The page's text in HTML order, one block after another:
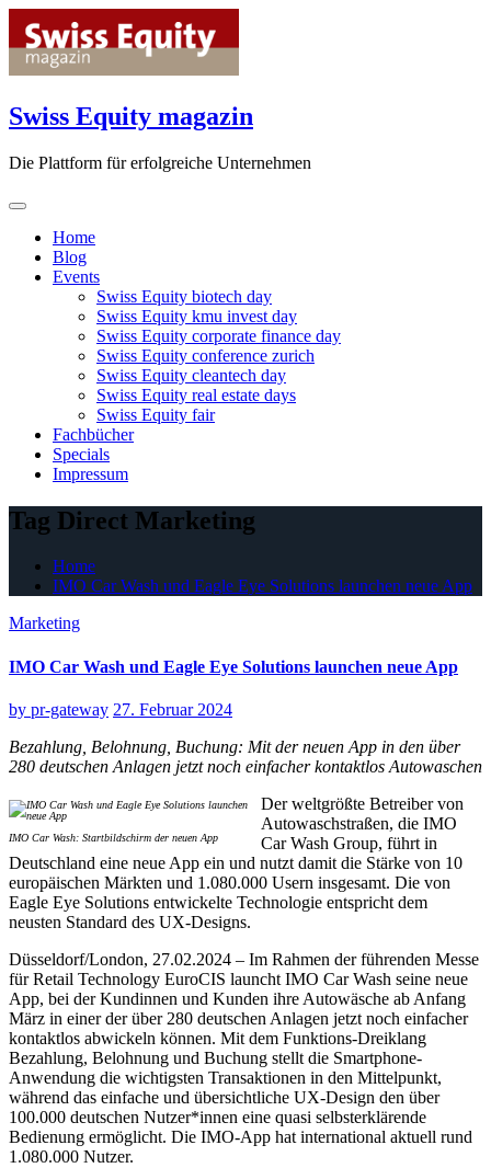
content
Swiss Equity magazin
Die Plattform für erfolgreiche Unternehmen
Home
Blog
Events
Swiss Equity biotech day
Swiss Equity kmu invest day
Swiss Equity corporate finance day
Swiss Equity conference zurich
Swiss Equity cleantech day
Swiss Equity real estate days
Swiss Equity fair
Fachbücher
Specials
Impressum
Tag Direct Marketing
Home
IMO Car Wash und Eagle Eye Solutions launchen neue App
Marketing
IMO Car Wash und Eagle Eye Solutions launchen neue App
by pr-gateway 27. Februar 2024
Bezahlung, Belohnung, Buchung: Mit der neuen App in den über
280 deutschen Anlagen jetzt noch einfacher kontaktlos Autowaschen
IMO Car Wash: Startbildschirm der neuen App
Der weltgrößte Betreiber von
Autowaschstraßen, die IMO
Car Wash Group, führt in
Deutschland eine neue App ein und nutzt damit die Stärke von 10
europäischen Märkten und 1.080.000 Usern insgesamt. Die von
Eagle Eye Solutions entwickelte Technologie entspricht dem
neusten Standard des UX-Designs.
Düsseldorf/London, 27.02.2024 – Im Rahmen der führenden Messe
für Retail Technology EuroCIS launcht IMO Car Wash seine neue
App, bei der Kundinnen und Kunden ihre Autowäsche ab Anfang
März in einer der über 280 deutschen Anlagen jetzt noch einfacher
kontaktlos abwickeln können. Mit dem Funktions-Dreiklang
Bezahlung, Belohnung und Buchung stellt die Smartphone-
Anwendung die wichtigsten Transaktionen in den Mittelpunkt,
während das einfache und übersichtliche UX-Design den über
100.000 deutschen Nutzer*innen eine quasi selbsterklärende
Bedienung ermöglicht. Die IMO-App hat international aktuell rund
1.080.000 Nutzer.